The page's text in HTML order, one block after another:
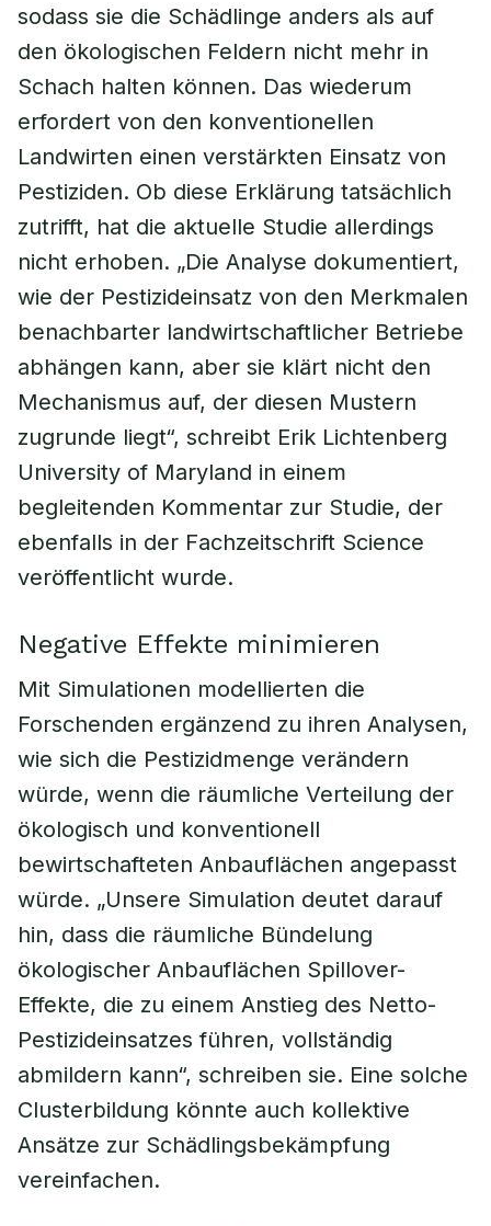
sodass sie die Schädlinge anders als auf
den ökologischen Feldern nicht mehr in
Schach halten können. Das wiederum
erfordert von den konventionellen
Landwirten einen verstärkten Einsatz von
Pestiziden. Ob diese Erklärung tatsächlich
zutrifft, hat die aktuelle Studie allerdings
nicht erhoben. „Die Analyse dokumentiert,
wie der Pestizideinsatz von den Merkmalen
benachbarter landwirtschaftlicher Betriebe
abhängen kann, aber sie klärt nicht den
Mechanismus auf, der diesen Mustern
zugrunde liegt“, schreibt Erik Lichtenberg
University of Maryland in einem
begleitenden Kommentar zur Studie, der
ebenfalls in der Fachzeitschrift Science
veröffentlicht wurde.
Negative Effekte minimieren
Mit Simulationen modellierten die
Forschenden ergänzend zu ihren Analysen,
wie sich die Pestizidmenge verändern
würde, wenn die räumliche Verteilung der
ökologisch und konventionell
bewirtschafteten Anbauflächen angepasst
würde. „Unsere Simulation deutet darauf
hin, dass die räumliche Bündelung
ökologischer Anbauflächen Spillover-
Effekte, die zu einem Anstieg des Netto-
Pestizideinsatzes führen, vollständig
abmildern kann“, schreiben sie. Eine solche
Clusterbildung könnte auch kollektive
Ansätze zur Schädlingsbekämpfung
vereinfachen.